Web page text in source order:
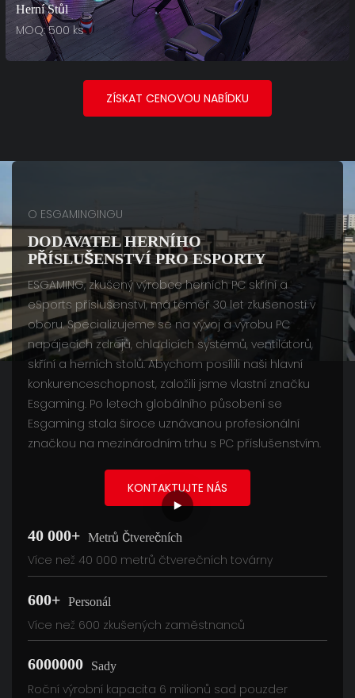
Herní Stůl
MOQ: 500 ks
ZÍSKAT CENOVOU NABÍDKU
O ESGAMINGINGU
DODAVATEL HERNÍHO
PŘÍSLUŠENSTVÍ PRO ESPORTY
ESGAMING, zkušený výrobce herních PC skříní a
eSports příslušenství, má téměř 30 let zkušeností v
oboru. Specializujeme se na vývoj a výrobu PC
napájecích zdrojů, chladicích systémů, ventilátorů,
skříní a herních stolů. Abychom posílili naši hlavní
konkurenceschopnost, založili jsme vlastní značku
Esgaming. Po letech globálního působení se
Esgaming stala široce uznávanou profesionální
značkou na mezinárodním trhu s PC příslušenstvím.
KONTAKTUJTE NÁS
40 000+ Metrů Čtverečních
Více než 40 000 metrů čtverečních továrny
600+ Personál
Více než 600 zkušených zaměstnanců
6000000 Sady
Roční výrobní kapacita 6 milionů sad pouzder